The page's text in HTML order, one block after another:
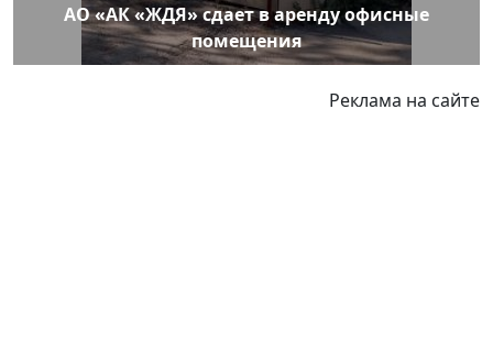
АО «АК «ЖДЯ» сдает в аренду офисные
помещения
Реклама на сайте